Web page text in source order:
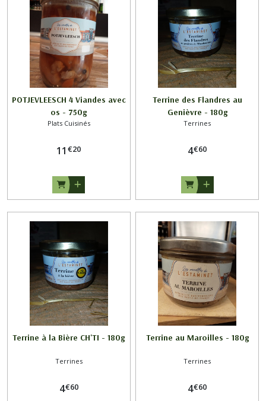
POTJEVLEESCH 4 Viandes avec
os - 750g
Plats Cuisinés
11 €20
Terrine des Flandres au
Genièvre - 180g
Terrines
4€60
Terrine à la Bière CH'TI - 180g
Terrines
4€60
Terrine au Maroilles - 180g
Terrines
4€60